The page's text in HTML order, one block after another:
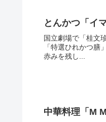
とんかつ「イ
国立劇場で「桂文
「特選ひれかつ
赤みを残し...
中華料理「M